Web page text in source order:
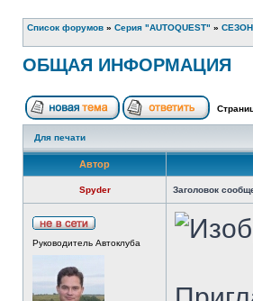
Список форумов » Серия "AUTOQUEST" » СЕЗОН
ОБЩАЯ ИНФОРМАЦИЯ
Для печати
Автор
Spyder Заголовок
Руководитель Автоклуба